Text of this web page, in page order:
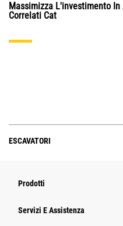
Massimizza L'investimento
Correlati Cat
ESCAVATORI
Prodotti
Servizi E Assistenza